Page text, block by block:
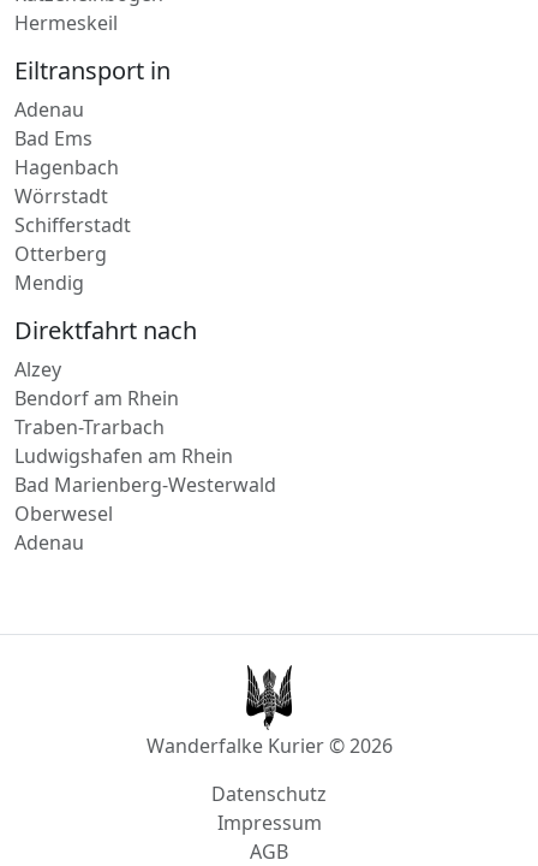
Hermeskeil
Eiltransport in
Adenau
Bad Ems
Hagenbach
Wörrstadt
Schifferstadt
Otterberg
Mendig
Direktfahrt nach
Alzey
Bendorf am Rhein
Traben-Trarbach
Ludwigshafen am Rhein
Bad Marienberg-Westerwald
Oberwesel
Adenau
Wanderfalke Kurier © 2026
Datenschutz
Impressum
AGB